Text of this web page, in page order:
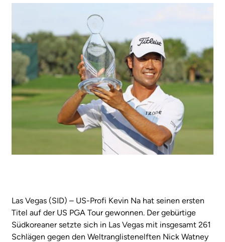
Las Vegas (SID) – US-Profi Kevin Na hat seinen ersten
Titel auf der US PGA Tour gewonnen. Der gebürtige
Südkoreaner setzte sich in Las Vegas mit insgesamt 261
Schlägen gegen den Weltranglistenelften Nick Watney